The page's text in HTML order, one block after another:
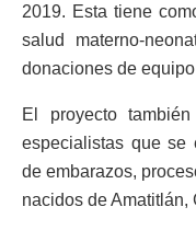
2019. Esta tiene
salud materno-
donaciones de
El proyecto
especialistas que se
de embarazos,
nacidos de Amatitlán,